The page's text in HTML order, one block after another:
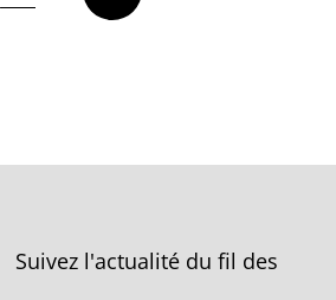
Suivez l'actualité du fil des